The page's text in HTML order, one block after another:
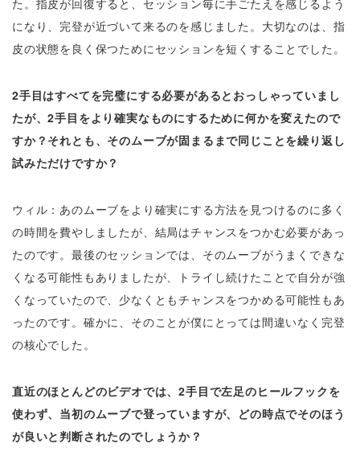
になり、完登が近づいて来るのを感じました。大切なのは、指
皮の状態を良く保つためにセッションを短くすることでした。
2手目はすべてを完璧にする必要があるとおっしゃっていまし
たが、2手目をより確実なものにするために何かを変えたので
すか？それとも、そのムーブが固まるまで同じことを繰り返し
試みただけですか？
ウィル：あのムーブをより確実にする方法を見つけるのに多く
の時間を費やしましたが、結局はチャンスをつかむ必要があっ
たのです。最後のセッションでは、そのムーブがうまくできな
くなる可能性もありましたが、トライし続けたことで自分が強
くなっていたので、少なくともチャンスをつかめる可能性もあ
ったのです。確かに、そのことが僕にとっては間違いなく完登
の核心でした。
直近のほとんどのビデオでは、2手目で左足のヒールフックを
使わず、当初のムーブで登っていますが、どの時点でそのほう
が良いと判断されたのでしょうか？